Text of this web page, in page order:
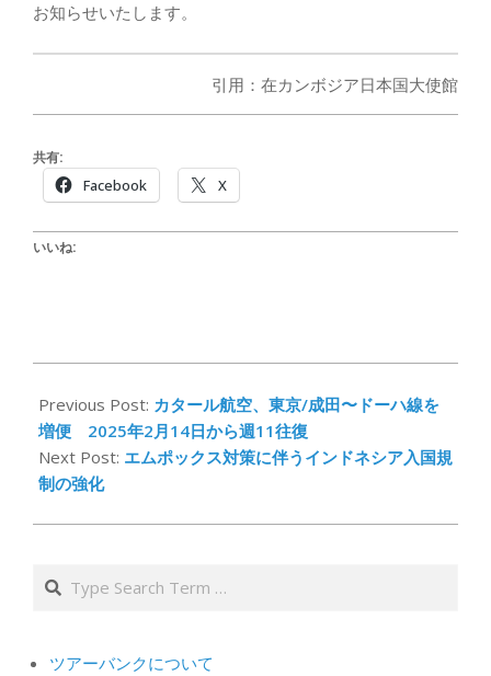
お知らせいたします。
引用：在カンボジア日本国大使館
共有:
Facebook X
いいね:
09-
24
Previous Post: カタール航空、東京/成田〜ドーハ線を
増便 2025年2月14日から週11往復
Next Post: エムポックス対策に伴うインドネシア入国規
制の強化
Search
ツアーバンクについて